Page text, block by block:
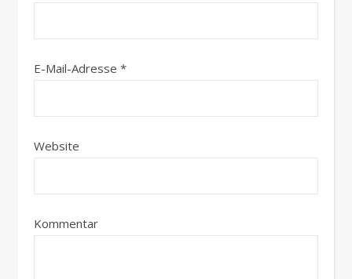
E-Mail-Adresse *
Website
Kommentar